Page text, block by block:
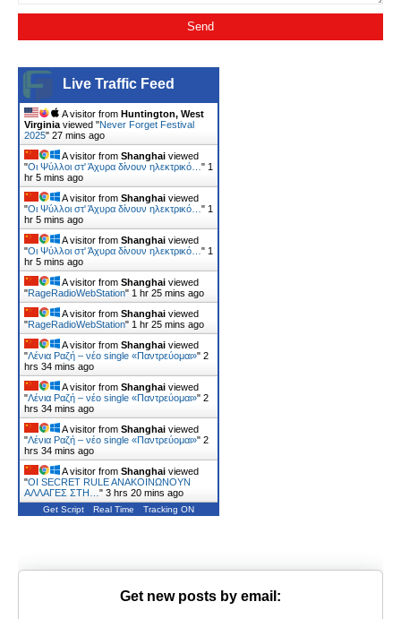
Live Traffic Feed
A visitor from Huntington, West
Virginia viewed "Never Forget Festival
2025" 27 mins ago
A visitor from Shanghai viewed
"Οι Ψύλλοι στ' Άχυρα δίνουν ηλεκτρικό… " 1
hr 5 mins ago
A visitor from Shanghai viewed
"Οι Ψύλλοι στ' Άχυρα δίνουν ηλεκτρικό… " 1
hr 5 mins ago
A visitor from Shanghai viewed
"Οι Ψύλλοι στ' Άχυρα δίνουν ηλεκτρικό… " 1
hr 5 mins ago
A visitor from Shanghai viewed
"RageRadioWebStation" 1 hr 25 mins ago
A visitor from Shanghai viewed
"RageRadioWebStation" 1 hr 25 mins ago
A visitor from Shanghai viewed
"Λένια Ραζή – νέο single «Παντρεύομαι»" 2
hrs 34 mins ago
A visitor from Shanghai viewed
"Λένια Ραζή – νέο single «Παντρεύομαι»" 2
hrs 34 mins ago
A visitor from Shanghai viewed
"Λένια Ραζή – νέο single «Παντρεύομαι»" 2
hrs 34 mins ago
A visitor from Shanghai viewed
"ΟΙ SECRET RULE ANΑΚΟΙΝΩΝΟΥΝ
ΑΛΛΑΓΕΣ ΣΤΗ… " 3 hrs 20 mins ago
Get Script Real Time Tracking ON
Get new posts by email: